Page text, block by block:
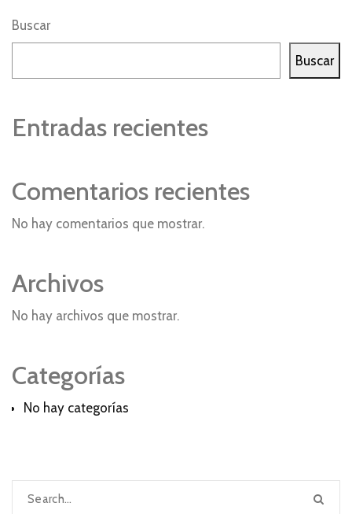
Buscar
Buscar
Entradas recientes
Comentarios recientes
No hay comentarios que mostrar.
Archivos
No hay archivos que mostrar.
Categorías
No hay categorías